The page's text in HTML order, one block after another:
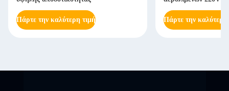
Πάρτε την καλύτερη τιμή Πάρτε την καλύτερη